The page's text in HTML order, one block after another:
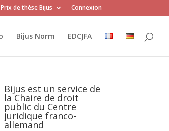
Prix de thèse Bijus Connexion
Bijus Norm EDCJFA
Bijus est un service de
la Chaire de droit
public du Centre
juridique franco-
allemand